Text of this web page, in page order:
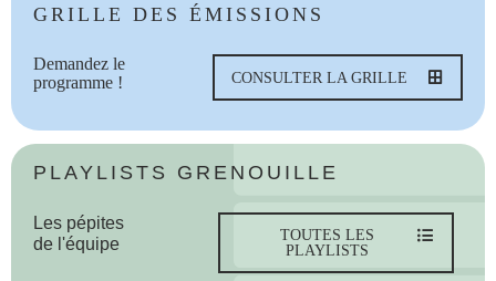
GRILLE DES ÉMISSIONS
Demandez le
programme !
CONSULTER LA GRILLE
PLAYLISTS GRENOUILLE
Les pépites
de l'équipe
TOUTES LES
PLAYLISTS